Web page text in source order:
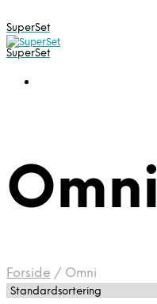
SuperSet
SuperSet
Omni
Forside / Omni